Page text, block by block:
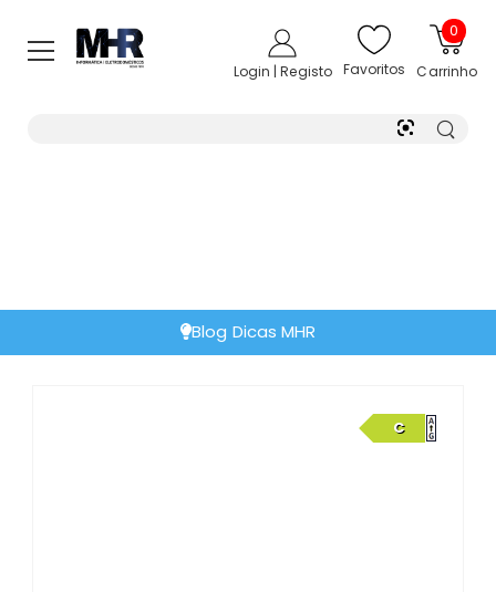
Login | Registo Favoritos
0
Carrinho
Blog Dicas MHR
C